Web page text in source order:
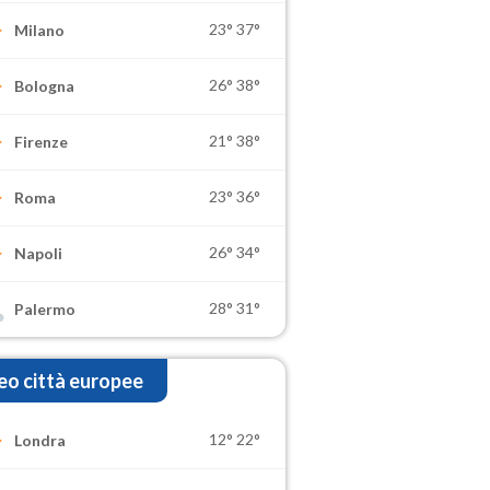
Milano 23° 37°
Bologna 26° 38°
Firenze 21° 38°
Roma 23° 36°
Napoli 26° 34°
Palermo 28° 31°
città europee
Londra 12° 22°